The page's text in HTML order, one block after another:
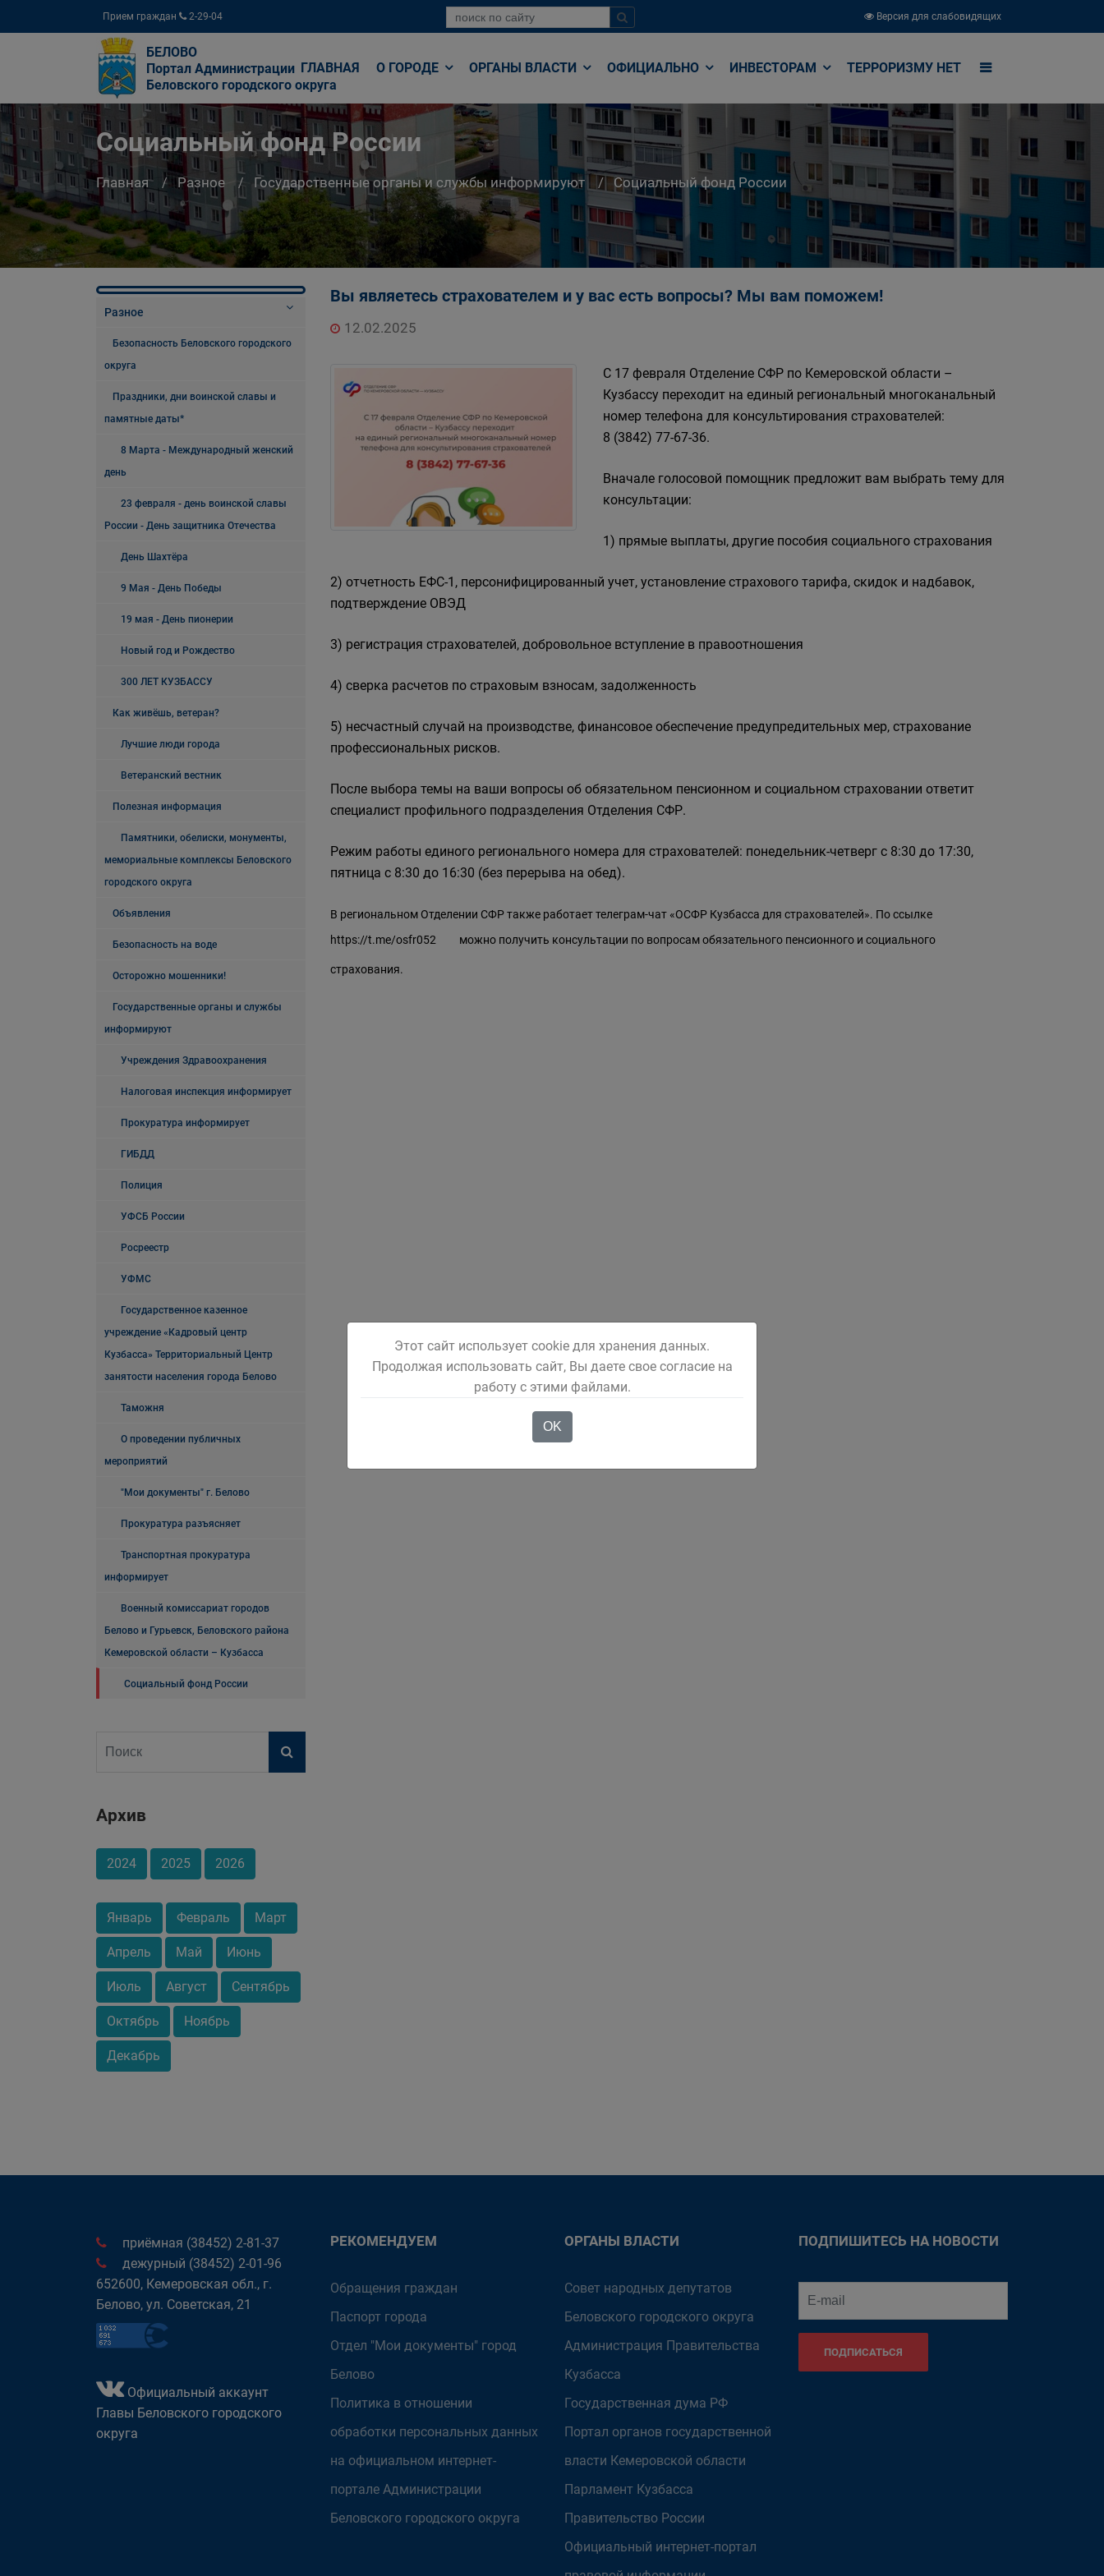
Прием граждан 2-29-04 Версия для слабовидящих
БЕЛОВО
Портал Администрации
Беловского городского округа
ГЛАВНАЯ О ГОРОДЕ ОРГАНЫ ВЛАСТИ ОФИЦИАЛЬНО ИНВЕСТОРАМ ТЕРРОРИЗМУ НЕТ
Социальный фонд России
Главная Разное Государственные органы и службы информируют Социальный фонд России
Разное
Безопасность Беловского городского
округа
Праздники, дни воинской славы и
памятные даты*
8 Марта - Международный женский
день
23 февраля - день воинской славы
России - День защитника Отечества
День Шахтёра
9 Мая - День Победы
19 мая - День пионерии
Новый год и Рождество
300 ЛЕТ КУЗБАССУ
Как живёшь, ветеран?
Лучшие люди города
Ветеранский вестник
Полезная информация
Памятники, обелиски, монументы,
мемориальные комплексы Беловского
городского округа
Объявления
Безопасность на воде
Осторожно мошенники!
Государственные органы и службы
информируют
Учреждения Здравоохранения
Налоговая инспекция информирует
Прокуратура информирует
ГИБДД
Полиция
УФСБ России
Росреестр
УФМС
Государственное казенное
учреждение «Кадровый центр
Кузбасса» Территориальный Центр
занятости населения города Белово
Таможня
О проведении публичных
мероприятий
"Мои документы" г. Белово
Прокуратура разъясняет
Транспортная прокуратура
информирует
Военный комиссариат городов
Белово и Гурьевск, Беловского района
Кемеровской области – Кузбасса
Социальный фонд России
Архив
2024 2025 2026
Январь Февраль Март
Апрель Май Июнь
Июль Август Сентябрь
Октябрь Ноябрь
Декабрь
Вы являетесь страхователем и у вас есть вопросы? Мы вам поможем!
12.02.2025
С 17 февраля Отделение СФР по Кемеровской области –
Кузбассу переходит на единый региональный многоканальный
номер телефона для консультирования страхователей:
8 (3842) 77-67-36.
Вначале голосовой помощник предложит вам выбрать тему для
консультации:
1) прямые выплаты, другие пособия социального страхования
2) отчетность ЕФС-1, персонифицированный учет, установление страхового тарифа, скидок и надбавок,
подтверждение ОВЭД
3) регистрация страхователей, добровольное вступление в правоотношения
4) сверка расчетов по страховым взносам, задолженность
5) несчастный случай на производстве, финансовое обеспечение предупредительных мер, страхование
профессиональных рисков.
После выбора темы на ваши вопросы об обязательном пенсионном и социальном страховании ответит
специалист профильного подразделения Отделения СФР.
Режим работы единого регионального номера для страхователей: понедельник-четверг с 8:30 до 17:30,
пятница с 8:30 до 16:30 (без перерыва на обед).
В региональном Отделении СФР также работает телеграм-чат «ОСФР Кузбасса для страхователей». По ссылке
https://t.me/osfr052
можно получить консультации по вопросам обязательного пенсионного и социального
страхования.
приёмная (38452) 2-81-37
дежурный (38452) 2-01-96
652600, Кемеровская обл., г.
Белово, ул. Советская, 21
Официальный аккаунт
Главы Беловского городского
округа
РЕКОМЕНДУЕМ
Обращения граждан
Паспорт города
Отдел "Мои документы" город
Белово
Политика в отношении
обработки персональных данных
на официальном интернет-
портале Администрации
Беловского городского округа
ОРГАНЫ ВЛАСТИ
Совет народных депутатов
Беловского городского округа
Администрация Правительства
Кузбасса
Государственная дума РФ
Портал органов государственной
власти Кемеровской области
Парламент Кузбасса
Правительство России
Официальный интернет-портал
ПОДПИШИТЕСЬ НА НОВОСТИ
ПОДПИСАТЬСЯ
Этот сайт использует cookie для хранения данных.
Продолжая использовать сайт, Вы даете свое согласие на
работу с этими файлами.
OK